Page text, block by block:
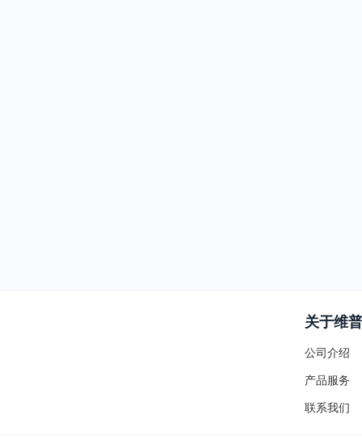
关于维普
公司介绍
产品服务
联系我们